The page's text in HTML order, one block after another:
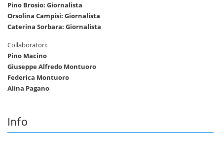
Pino Brosio: Giornalista
Orsolina Campisi: Giornalista
Caterina Sorbara: Giornalista
Collaboratori:
Pino Macino
Giuseppe Alfredo Montuoro
Federica Montuoro
Alina Pagano
Info